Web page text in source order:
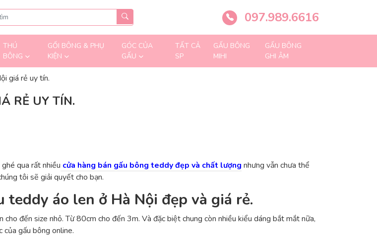
097.989.6616
THÚ
BÔNG
GỐI BÔNG & PHỤ
KIỆN
GÓC CỦA
GẤU
TẤT CẢ
SP
GẤU BÔNG
MIHI
GẤU BÔNG
GHI ÂM
giá rẻ uy tín.
RẺ UY TÍN.
qua rất nhiều cửa hàng bán gấu bông teddy đẹp và chất lượng nhưng vẫn chưa thể
tôi sẽ giải quyết cho bạn.
áo len ở Hà Nội đẹp và giá rẻ.
đến size nhỏ. Từ 80cm cho đến 3m. Và đặc biệt chung còn nhiều kiểu dáng bắt mắt nữa,
của gấu bông online.